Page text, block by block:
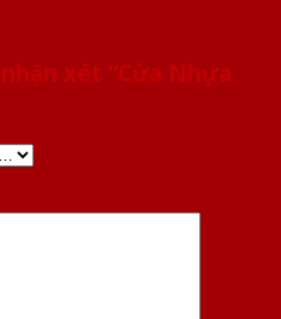
xét “Cửa Nhựa